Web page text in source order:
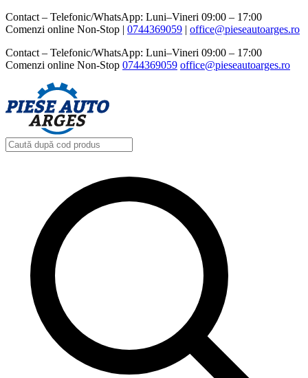
Contact – Telefonic/WhatsApp: Luni–Vineri 09:00 – 17:00
Comenzi online Non-Stop | 0744369059‬ | office@pieseautoarges.ro
Contact – Telefonic/WhatsApp: Luni–Vineri 09:00 – 17:00
Comenzi online Non-Stop 0744369059‬ office@pieseautoarges.ro